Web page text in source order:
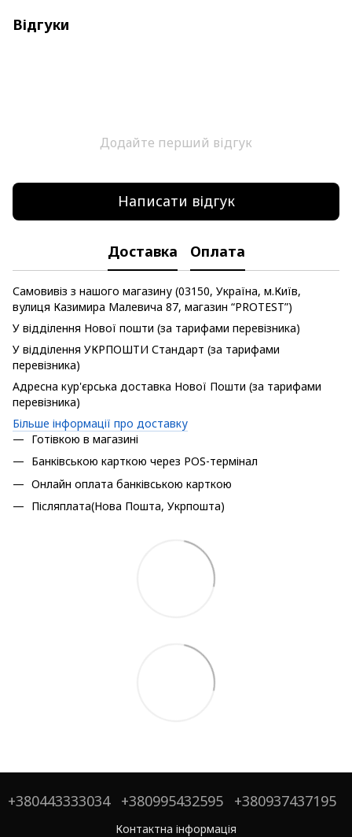
Відгуки
Додайте перший відгук
Написати відгук
Доставка Оплата
Самовивіз з нашого магазину (03150, Україна, м.Київ,
вулиця Казимира Малевича 87, магазин “PROTEST”)
У відділення Нової пошти (за тарифами перевізника)
У відділення УКРПОШТИ Стандарт (за тарифами
перевізника)
Адресна кур'єрська доставка Нової Пошти (за тарифами
перевізника)
Більше інформації про доставку
Готівкою в магазині
Банківською карткою через POS-термінал
Онлайн оплата банківською карткою
Післяплата(Нова Пошта, Укрпошта)
+380443333034 +380995432595 +380937437195
Контактна інформація